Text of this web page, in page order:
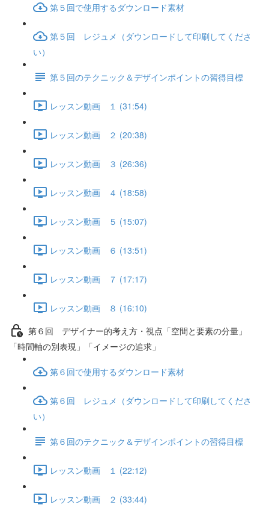
第５回で使用するダウンロード素材
第５回 レジュメ（ダウンロードして印刷してくださ
い）
第５回のテクニック＆デザインポイントの習得目標
レッスン動画 １ (31:54)
レッスン動画 ２ (20:38)
レッスン動画 ３ (26:36)
レッスン動画 ４ (18:58)
レッスン動画 ５ (15:07)
レッスン動画 ６ (13:51)
レッスン動画 ７ (17:17)
レッスン動画 ８ (16:10)
第６回 デザイナー的考え方・視点「空間と要素の分量」
「時間軸の別表現」「イメージの追求」
第６回で使用するダウンロード素材
第６回 レジュメ（ダウンロードして印刷してくださ
い）
第６回のテクニック＆デザインポイントの習得目標
レッスン動画 １ (22:12)
レッスン動画 ２ (33:44)